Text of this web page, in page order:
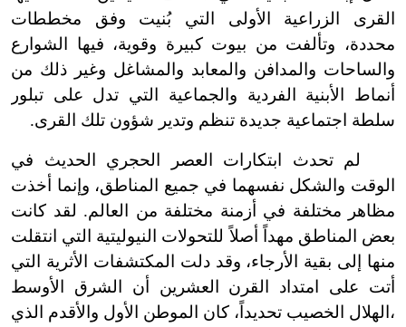
القرى الزراعية الأولى التي بُنيت وفق مخططات
محددة، وتألفت من بيوت كبيرة وقوية، فيها الشوارع
والساحات والمدافن والمعابد والمشاغل وغير ذلك من
أنماط الأبنية الفردية والجماعية التي تدل على تبلور
سلطة اجتماعية جديدة تنظم وتدير شؤون تلك القرى.
لم تحدث ابتكارات العصر الحجري الحديث في
الوقت والشكل نفسهما في جميع المناطق، وإنما أخذت
مظاهر مختلفة في أزمنة مختلفة من العالم. لقد كانت
بعض المناطق مهداً أصلاً للتحولات النيوليتية التي انتقلت
منها إلى بقية الأرجاء، وقد دلت المكتشفات الأثرية التي
أتت على امتداد القرن العشرين أن الشرق الأوسط
،الهلال الخصيب تحديداً، كان الموطن الأول والأقدم الذي